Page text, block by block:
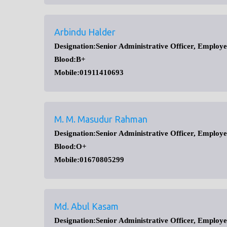
Arbindu Halder
Designation:Senior Administrative Officer,
Blood:B+
Mobile:01911410693
M. M. Masudur Rahman
Designation:Senior Administrative Officer,
Blood:O+
Mobile:01670805299
Md. Abul Kasam
Designation:Senior Administrative Officer,